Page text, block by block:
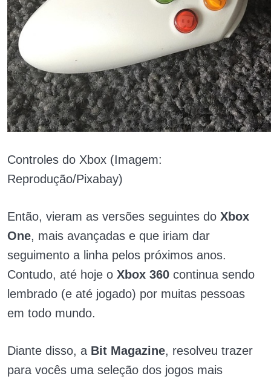
Controles do Xbox (Imagem:
Reprodução/Pixabay)
Então, vieram as versões seguintes do Xbox
One, mais avançadas e que iriam dar
seguimento a linha pelos próximos anos.
Contudo, até hoje o Xbox 360 continua sendo
lembrado (e até jogado) por muitas pessoas
em todo mundo.
Diante disso, a Bit Magazine, resolveu trazer
para vocês uma seleção dos jogos mais